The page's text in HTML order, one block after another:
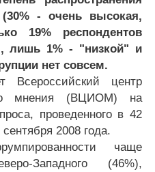
- очень высокая,
19% респондентов
лишь 1% - "низкой" и
нет совсем.
Всероссийский центр
мнения (ВЦИОМ) на
проведенного в 42
2008 года.
чаще
Западного (46%),